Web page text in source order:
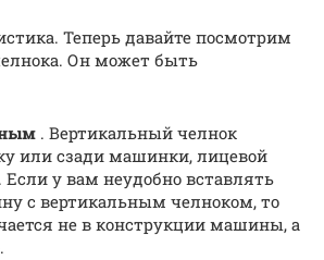
Теперь давайте посмотрим
Он может быть
. Вертикальный челнок
или сзади машинки, лицевой
Если у вам неудобно вставлять
с вертикальным челноком, то
не в конструкции машины, а